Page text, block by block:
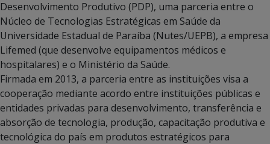
Desenvolvimento Produtivo (PDP), uma parceria entre o
Núcleo de Tecnologias Estratégicas em Saúde da
Universidade Estadual de Paraíba (Nutes/UEPB), a empresa
Lifemed (que desenvolve equipamentos médicos e
hospitalares) e o Ministério da Saúde.
Firmada em 2013, a parceria entre as instituições visa a
cooperação mediante acordo entre instituições públicas e
entidades privadas para desenvolvimento, transferência e
absorção de tecnologia, produção, capacitação produtiva e
tecnológica do país em produtos estratégicos para